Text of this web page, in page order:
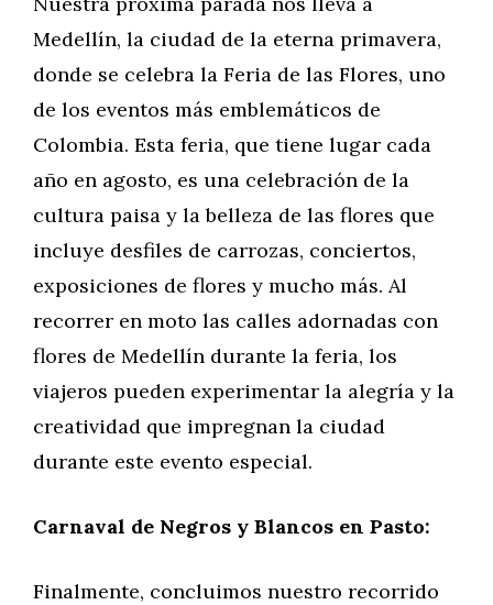
Medellín, la ciudad de la eterna primavera,
donde se celebra la Feria de las Flores, uno
de los eventos más emblemáticos de
Colombia. Esta feria, que tiene lugar cada
año en agosto, es una celebración de la
cultura paisa y la belleza de las flores que
incluye desfiles de carrozas, conciertos,
exposiciones de flores y mucho más. Al
recorrer en moto las calles adornadas con
flores de Medellín durante la feria, los
viajeros pueden experimentar la alegría y la
creatividad que impregnan la ciudad
durante este evento especial.
Carnaval de Negros y Blancos en Pasto:
Finalmente, concluimos nuestro recorrido